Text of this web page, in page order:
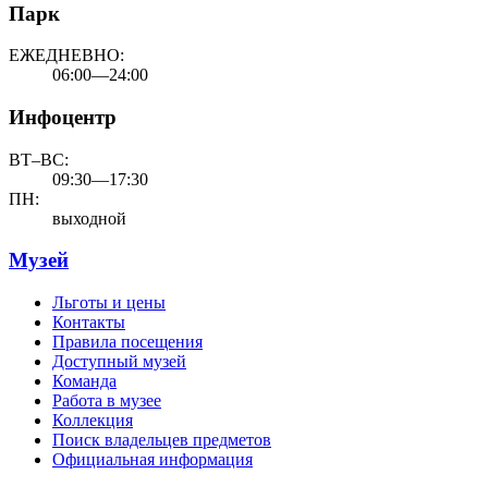
Парк
ЕЖЕДНЕВНО:
06:00—24:00
Инфоцентр
ВТ–ВС:
09:30—17:30
ПН:
выходной
Музей
Льготы и цены
Контакты
Правила посещения
Доступный музей
Команда
Работа в музее
Коллекция
Поиск владельцев предметов
Официальная информация